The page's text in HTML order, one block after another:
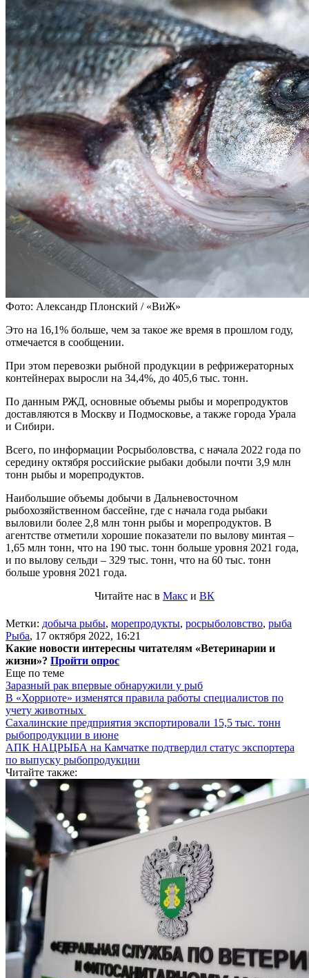
Фото: Александр Плонский / «ВиЖ»
Это на 16,1% больше, чем за такое же время в прошлом году,
отмечается в сообщении.
При этом перевозки рыбной продукции в рефрижераторных
контейнерах выросли на 34,4%, до 405,6 тыс. тонн.
По данным РЖД, основные объемы рыбы и морепродуктов
доставляются в Москву и Подмосковье, а также города Урала
и Сибири.
Всего, по информации Росрыболовства, с начала 2022 года по
середину октября российские рыбаки добыли почти 3,9 млн
тонн рыбы и морепродуктов.
Наибольшие объемы добычи в Дальневосточном
рыбохозяйственном бассейне, где с начала года рыбаки
выловили более 2,8 млн тонн рыбы и морепродуктов. В
агентстве отметили хорошие показатели по вылову минтая –
1,65 млн тонн, что на 190 тыс. тонн больше уровня 2021 года,
и по вылову сельди – 329 тыс. тонн, что на 60 тыс. тонн
больше уровня 2021 года.
Читайте нас в Макс и ВК
Метки: добыча рыбы, морепродукты, росрыболовство, рыба
Рыба, 17 октября 2022, 16:21
Какие новости интересны читателям «Ветеринарии и
жизни»? Пройти опрос
Еще по теме
Заразный рак впервые обнаружили у рыб
В «Хорриоте» изменятся правила работы специалистов по
учету животных
Сахалинские предприятия экспортировали 15,5 тыс. тонн
рыбопродукции в июне
АПК НАЦРЫБА на Камчатке подтвердил статус экспортера
по выпуску рыбопродукции
Читайте также: